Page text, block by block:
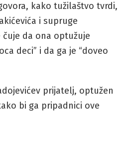
kako tužilaštvo tvrdi,
i supruge
čuje da ona optužuje
deci” i da ga je “doveo
prijatelj, optužen
bi ga pripadnici ove